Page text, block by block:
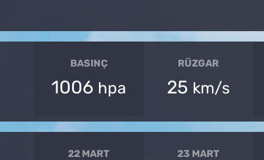
BASINÇ
1006 hpa
RÜZGAR
25 km/s
22 MART 23 MART